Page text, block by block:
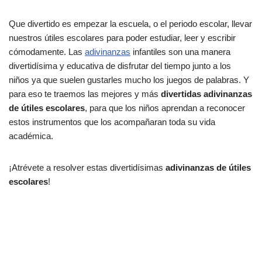
Que divertido es empezar la escuela, o el periodo escolar, llevar
nuestros útiles escolares para poder estudiar, leer y escribir
cómodamente. Las adivinanzas infantiles son una manera
divertidísima y educativa de disfrutar del tiempo junto a los
niños ya que suelen gustarles mucho los juegos de palabras. Y
para eso te traemos las mejores y más divertidas adivinanzas
de útiles escolares, para que los niños aprendan a reconocer
estos instrumentos que los acompañaran toda su vida
académica.
¡Atrévete a resolver estas divertidísimas adivinanzas de útiles
escolares!